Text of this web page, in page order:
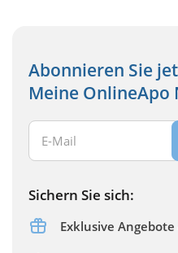
Abonnieren Sie
Meine OnlineApo
Ihre E-Mail Adresse:
Sichern Sie sich:
Exklusive